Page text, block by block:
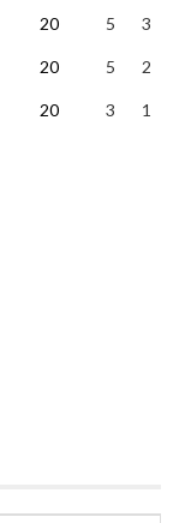
20 5 3
20 5 2
20 3 1